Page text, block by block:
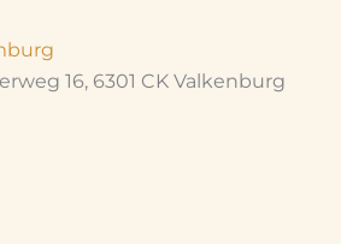
16, 6301 CK Valkenburg